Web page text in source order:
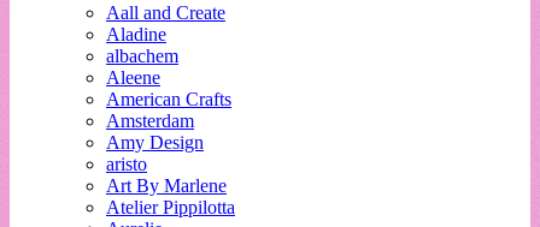
Aall and Create
Aladine
albachem
Aleene
American Crafts
Amsterdam
Amy Design
aristo
Art By Marlene
Atelier Pippilotta